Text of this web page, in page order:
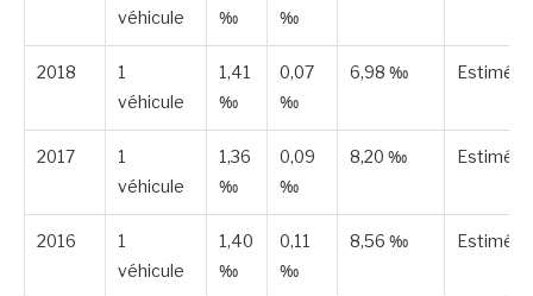
véhicule
‰
‰
2018
1
véhicule
1,41
‰
0,07
‰
6,98 ‰ Estimée
2017
1
véhicule
1,36
‰
0,09
‰
8,20 ‰ Estimée
2016
1
véhicule
1,40
‰
0,11
‰
8,56 ‰ Estimée